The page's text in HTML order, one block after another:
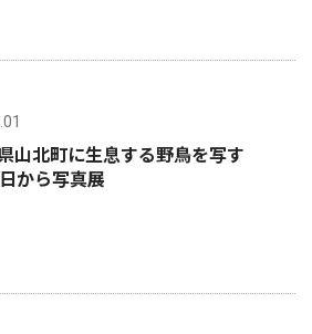
山北町に生息する野鳥を写す
から写真展